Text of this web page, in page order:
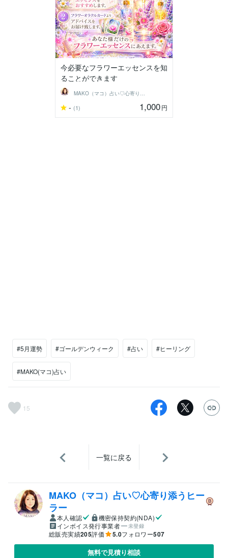
今必要なフラワーエッセンスを知
ることができます
MAKO（マコ）占い♡心寄り添うヒーラー
- (1) 1,000円
#5月運勢 #ゴールデンウィーク #占い #ヒーリング
#MAKO(マコ)占い
15
一覧に戻る
MAKO（マコ）占い♡心寄り添うヒー
ラー
本人確認
機密保持契約(NDA)
インボイス発行事業者
未登録
総販売実績205評価 5.0フォロワー507
無料で見積り相談